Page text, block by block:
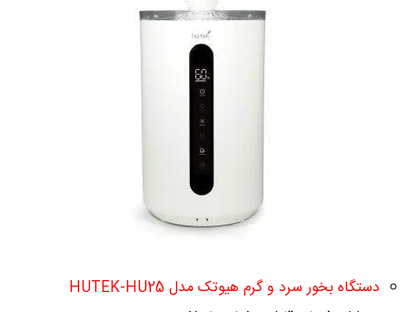
دستگاه بخور سرد و گرم هیوتک مدل HUTEK-HU25